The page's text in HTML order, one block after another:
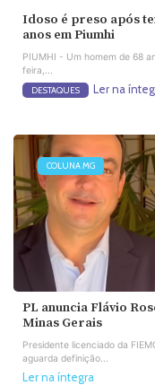
Idoso é preso após
anos em Piumhi
PIUMHI - Um homem de 68
feira,...
DESTAQUES Ler na
COLUNA MG
PL anuncia Flávio
Minas Gerais
Presidente licenciado da
aguarda definição...
Ler na íntegra